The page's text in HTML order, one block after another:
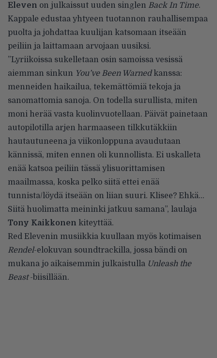
Eleven on julkaissut uuden singlen Back In Time.
Kappale edustaa yhtyeen tuotannon rauhallisempaa
puolta ja johdattaa kuulijan katsomaan itseään
peiliin ja laittamaan arvojaan uusiksi.
”Lyriikoissa sukelletaan osin samoissa vesissä
aiemman sinkun You’ve Been Warnedkanssa:
menneiden haikailua, tekemättömiä tekoja ja
sanomattomia sanoja. On todella surullista, miten
moni herää vasta kuolinvuotellaan. Päivät painetaan
autopilotilla arjen harmaaseen tilkkutäkkiin
hautautuneena ja viikonloppuna avaudutaan
kännissä, miten ennen oli kunnollista. Ei uskalleta
enää katsoa peiliin tässä ylisuorittamisen
maailmassa, koska pelko siitä ettei enää
tunnista/löydä itseään on liian suuri. Klisee? Ehkä…
Siitä huolimatta meininki jatkuu samana”, laulaja
Tony Kaikkonen kiteyttää.
Red Elevenin musiikkia kuullaan myös kotimaisen
Rendel-elokuvan soundtrackilla, jossa bändi on
mukana jo aikaisemmin julkaistulla Unleash the
Beast-biisillään.